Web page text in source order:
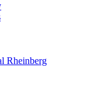
Rheinberg